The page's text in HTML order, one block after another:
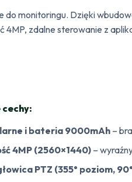
monitoringu. Dzięki
zdalne sterowanie z
i bateria 9000mAh–
4MP (2560×1440) –
PTZ (355° poziom,